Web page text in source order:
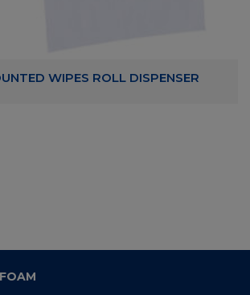
WIPES ROLL DISPENSER